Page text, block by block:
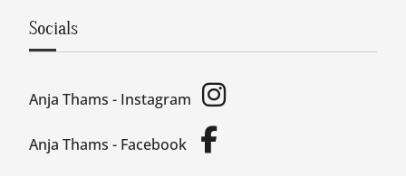
Socials
Anja Thams - Instagram
Anja Thams - Facebook